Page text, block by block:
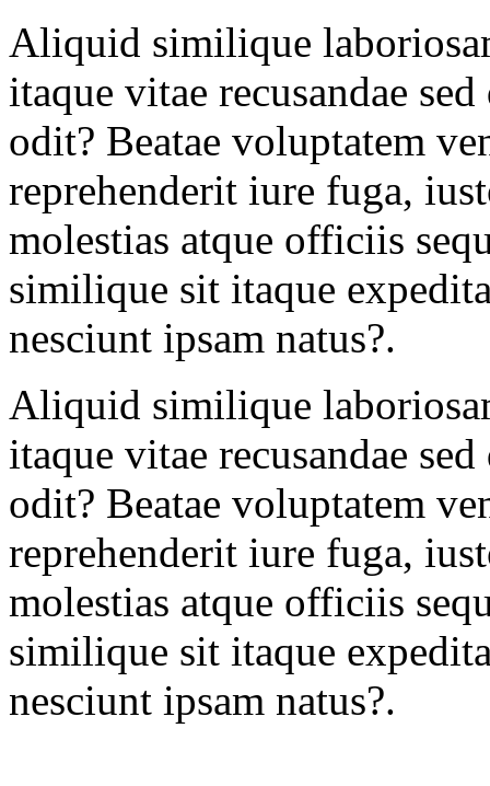
Aliquid similique
itaque vitae recusandae
odit? Beatae voluptatem
reprehenderit iure fuga,
molestias atque officiis
similique sit itaque
nesciunt ipsam natus?.
Aliquid similique
itaque vitae recusandae
odit? Beatae voluptatem
reprehenderit iure fuga,
molestias atque officiis
similique sit itaque
nesciunt ipsam natus?.